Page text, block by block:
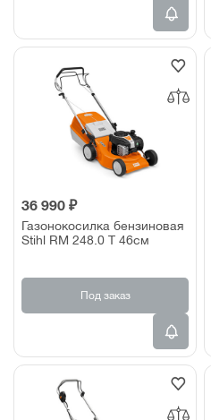
36 990 ₽
Газонокосилка бензиновая
Stihl RM 248.0 T 46см
Под заказ